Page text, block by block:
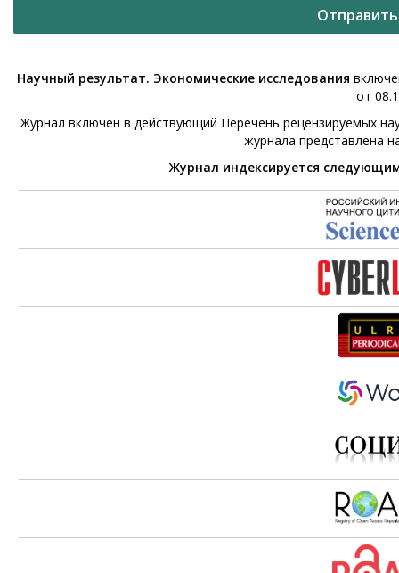
Научный результат. Экономические исследования
от
Журнал включен в действующий Перечень рецензируемых
журнала представлена
Журнал индексируется